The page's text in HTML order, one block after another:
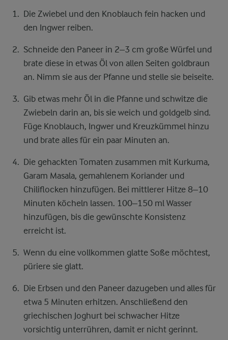
Die Zwiebel und den Knoblauch fein hacken und
den Ingwer reiben.
Schneide den Paneer in 2–3 cm große Würfel und
brate diese in etwas Öl von allen Seiten goldbraun
an. Nimm sie aus der Pfanne und stelle sie beiseite.
Gib etwas mehr Öl in die Pfanne und schwitze die
Zwiebeln darin an, bis sie weich und goldgelb sind.
Füge Knoblauch, Ingwer und Kreuzkümmel hinzu
und brate alles für ein paar Minuten an.
Die gehackten Tomaten zusammen mit Kurkuma,
Garam Masala, gemahlenem Koriander und
Chiliflocken hinzufügen. Bei mittlerer Hitze 8–10
Minuten köcheln lassen. 100–150 ml Wasser
hinzufügen, bis die gewünschte Konsistenz
erreicht ist.
Wenn du eine vollkommen glatte Soße möchtest,
püriere sie glatt.
Die Erbsen und den Paneer dazugeben und alles für
etwa 5 Minuten erhitzen. Anschließend den
griechischen Joghurt bei schwacher Hitze
vorsichtig unterrühren, damit er nicht gerinnt.